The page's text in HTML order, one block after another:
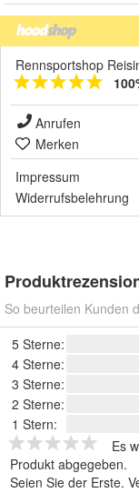
Rennsportshop
Anrufen
Merken
Impressum
Widerrufsbelehrung
So beurteilen Kunden
5 Sterne:
4 Sterne:
3 Sterne:
2 Sterne:
1 Stern:
Es
Produkt abgegeben.
Seien Sie der Erste.